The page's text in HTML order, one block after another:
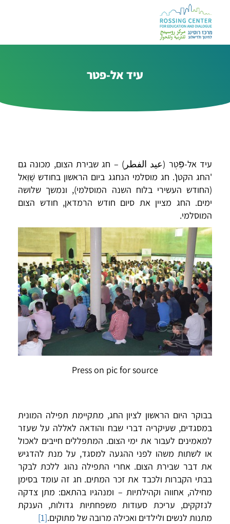
עיד אל-פטר
עיד אל-פׅטְר (عيد الفطر) – חג שבירת הצום, מכונה גם
'החג הקטן'. חג מוסלמי הנחגג ביום הראשון בחודש שָׁוַּאל
(החודש העשירי בלוח השנה המוסלמי), ונמשך שלושה
ימים. החג מציין את סיום חודש הרמדאן, חודש הצום
המוסלמי.
Press on pic for source
בבוקר היום הראשון לציון החג, מתקיימת תפילה המונית
במסגדים, שעיקריה דברי שבח והודאה לאללה על שעזר
למאמינים לעבור את ימי הצום. המתפללים חייבים לאכול
או לשתות משהו לפני ההגעה למסגד, על מנת להדגיש
את דבר שבירת הצום. אחרי התפילה נהוג ללכת לבקר
בבתי הקברות ולכבד את זכר המתים. חג זה עומד בסימן
מחילה, אחווה וקהילתיות – ומנהגיו בהתאם: מתן צדקה
לנזקקים, עריכת סעודות משפחתיות גדולות, הענקת
מתנות לנשים ולילדים ואכילה מרובה של מתוקים.[1]